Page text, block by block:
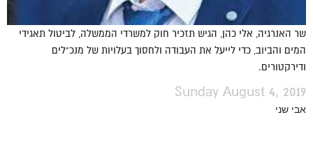
שר האנרגיה, אלי כהן, הגיש תזכיר חוק למשרדי הממשלה, לביטול תאגידי
המים והביוב, כדי לייעל את העבודה ולחסוך בעלויות של מנכ"לים
ודירקטורים.
Sunday August 4, 2019
אבי שני